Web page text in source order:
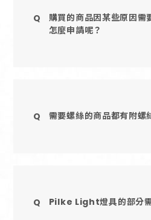
購買的商品因某些原因需
怎麼申請呢？
需要螺絲的商品都有附螺
Pilke Light燈具的部分